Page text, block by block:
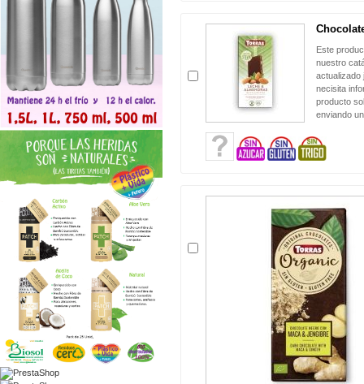
Este
nuestro
actualizado
necisita
producto
enviando